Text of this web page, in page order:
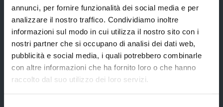
annunci, per fornire funzionalità dei social media e per
analizzare il nostro traffico. Condividiamo inoltre
informazioni sul modo in cui utilizza il nostro sito con i
nostri partner che si occupano di analisi dei dati web,
pubblicità e social media, i quali potrebbero combinarle
con altre informazioni che ha fornito loro o che hanno
raccolto dal suo utilizzo dei loro servizi.
Servizi
Servizi online
Modulistica